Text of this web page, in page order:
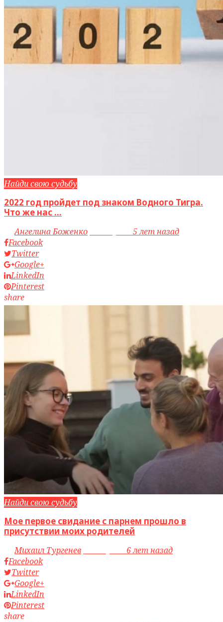
Найди свою судьбу
2022 год пройдет под знаком Водного Тигра.
Что же нас ...
byАнгелина Боженко
5 лет назад
Facebook
Twitter
Google+
LinkedIn
Pinterest
share
Найди свою судьбу
Мое первое свидание с парнем прошло в
присутствии моих родителей
byМихаил Тургенев
6 лет назад
Facebook
Twitter
Google+
LinkedIn
Pinterest
share